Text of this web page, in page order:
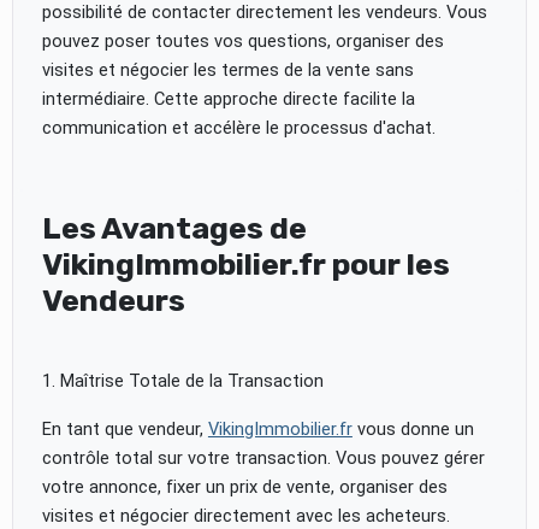
possibilité de contacter directement les vendeurs. Vous
pouvez poser toutes vos questions, organiser des
visites et négocier les termes de la vente sans
intermédiaire. Cette approche directe facilite la
communication et accélère le processus d'achat.
Les Avantages de
VikingImmobilier.fr pour les
Vendeurs
1. Maîtrise Totale de la Transaction
En tant que vendeur, VikingImmobilier.frvous donne un
contrôle total sur votre transaction. Vous pouvez gérer
votre annonce, fixer un prix de vente, organiser des
visites et négocier directement avec les acheteurs.